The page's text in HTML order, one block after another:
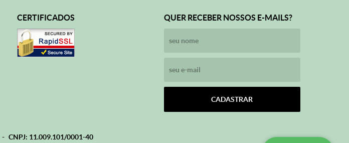
CERTIFICADOS QUER RECEBER NOSSOS E-MAILS?
CADASTRAR
CNPJ: 11.009.101/0001-40